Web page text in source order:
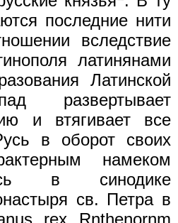
последние нити
вследствие
латинянами
Латинской
развертывает
и втягивает все
в оборот своих
намеком
в синодике
св. Петра в
rex Rnthenornm